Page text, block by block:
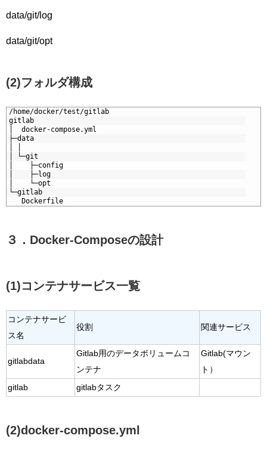
data/git/log
data/git/opt
(2)フォルダ構成
/home/docker/test/gitlab
gitlab
│  docker-compose.yml
├─data
│ └─git
│    ├─config
│    ├─log
│    └─opt
└─gitlab
Dockerfile
３．Docker-Composeの設計
(1)コンテナサービス一覧
コンテナサービ
ス名
役割 関連サービス
gitlabdata
Gitlab用のデータボリュームコ
ンテナ
Gitlab(マウン
ト）
gitlab
gitlabタスク
(2)docker-compose.yml